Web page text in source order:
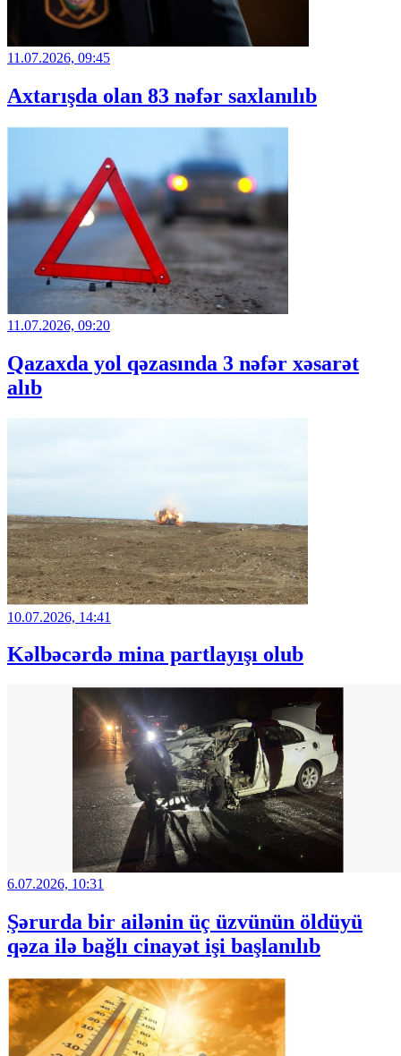
11.07.2026, 09:45
Axtarışda olan 83 nəfər saxlanılıb
11.07.2026, 09:20
Qazaxda yol qəzasında 3 nəfər xəsarət
alıb
10.07.2026, 14:41
Kəlbəcərdə mina partlayışı olub
6.07.2026, 10:31
Şərurda bir ailənin üç üzvünün öldüyü
qəza ilə bağlı cinayət işi başlanılıb